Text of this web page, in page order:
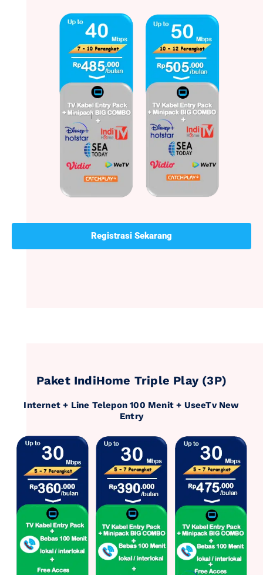
Registrasi Sekarang
Paket IndiHome Triple Play (3P)
Internet + Line Telepon 100 Menit + UseeTv New
Entry